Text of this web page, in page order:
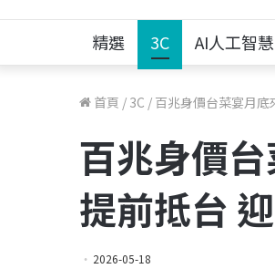
精選 3C AI人工智慧
首頁 / 3C / 百兆身價台菜宴月底
百兆身價
提前抵台
2026-05-18